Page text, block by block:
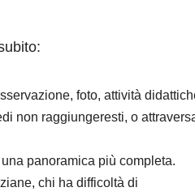
foto, attività
non raggiungeresti, o
panoramica più completa.
chi ha difficoltà di